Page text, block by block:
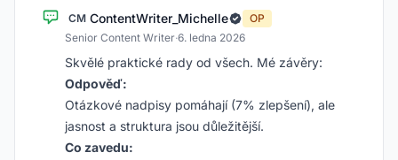
CM ContentWriter_Michelle
OP
Senior Content Writer·6. ledna 2026
Skvělé praktické rady od všech. Mé závěry:
Odpověď:
Otázkové nadpisy pomáhají (7% zlepšení), ale
jasnost a struktura jsou důležitější.
Co zavedu: